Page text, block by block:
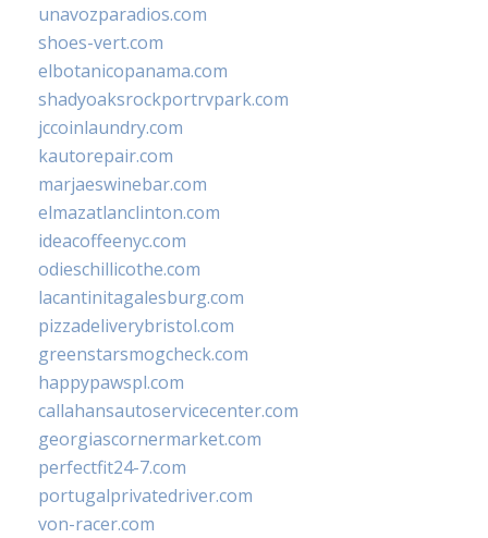
unavozparadios.com
shoes-vert.com
elbotanicopanama.com
shadyoaksrockportrvpark.com
jccoinlaundry.com
kautorepair.com
marjaeswinebar.com
elmazatlanclinton.com
ideacoffeenyc.com
odieschillicothe.com
lacantinitagalesburg.com
pizzadeliverybristol.com
greenstarsmogcheck.com
happypawspl.com
callahansautoservicecenter.com
georgiascornermarket.com
perfectfit24-7.com
portugalprivatedriver.com
von-racer.com